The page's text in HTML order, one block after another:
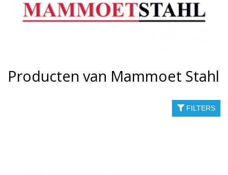
Producten van Mammoet Stahl
FILTERS